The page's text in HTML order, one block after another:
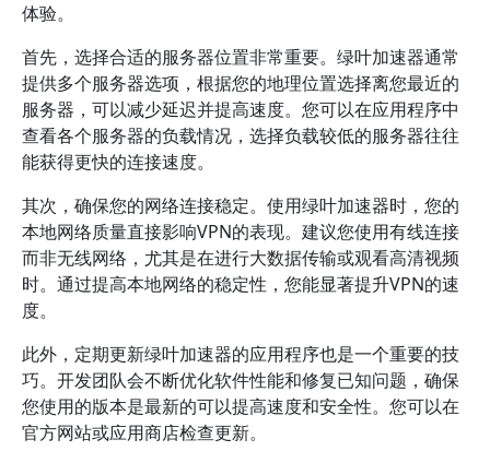
体验。
首先，选择合适的服务器位置非常重要。绿叶加速器通常
提供多个服务器选项，根据您的地理位置选择离您最近的
服务器，可以减少延迟并提高速度。您可以在应用程序中
查看各个服务器的负载情况，选择负载较低的服务器往往
能获得更快的连接速度。
其次，确保您的网络连接稳定。使用绿叶加速器时，您的
本地网络质量直接影响VPN的表现。建议您使用有线连接
而非无线网络，尤其是在进行大数据传输或观看高清视频
时。通过提高本地网络的稳定性，您能显著提升VPN的速
度。
此外，定期更新绿叶加速器的应用程序也是一个重要的技
巧。开发团队会不断优化软件性能和修复已知问题，确保
您使用的版本是最新的可以提高速度和安全性。您可以在
官方网站或应用商店检查更新。